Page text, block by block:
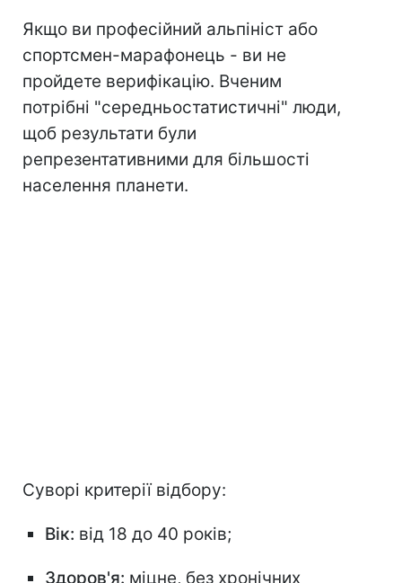
Якщо ви професійний альпініст або
спортсмен-марафонець - ви не
пройдете верифікацію. Вченим
потрібні "середньостатистичні" люди,
щоб результати були
репрезентативними для більшості
населення планети.
Суворі критерії відбору:
Вік: від 18 до 40 років;
Здоров'я: міцне, без хронічних